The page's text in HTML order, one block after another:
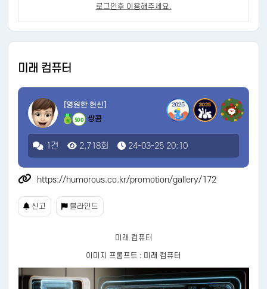
로그인후 이용해주세요.
미래 컴퓨터
[영원한 헌신]
500 쌍콤
1건 2,718회 24-03-25 20:10
https://humorous.co.kr/promotion/gallery/172
신고 블라인드
미래 컴퓨터
이미지 프롬프트 : 미래 컴퓨터